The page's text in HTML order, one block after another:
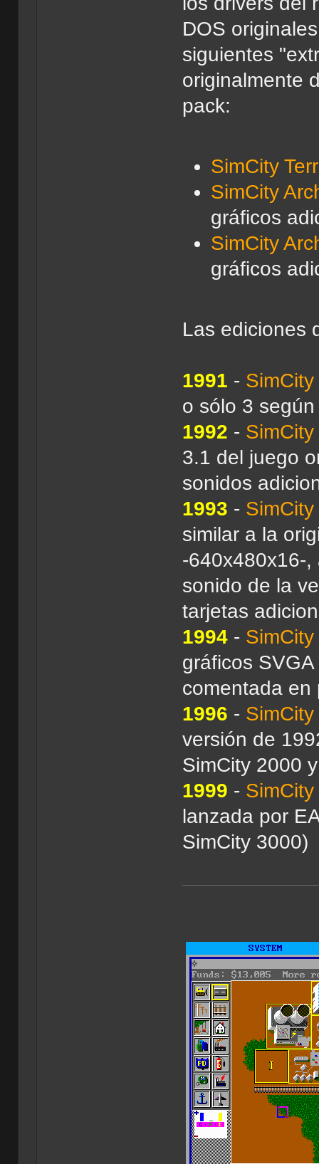
DOS
siguientes
originalmente
pack:
SimCity
SimCity
gráficos
SimCity
gráficos
Las ediciones
1991 -
o sólo 3
1992 -
3.1 del juego
sonidos
1993 -
similar a la
-640x480x16-
sonido de la
tarjetas
1994 -
gráficos
comentada en
1996 -
versión de
SimCity 2000
1999 -
lanzada por
SimCity 3000)